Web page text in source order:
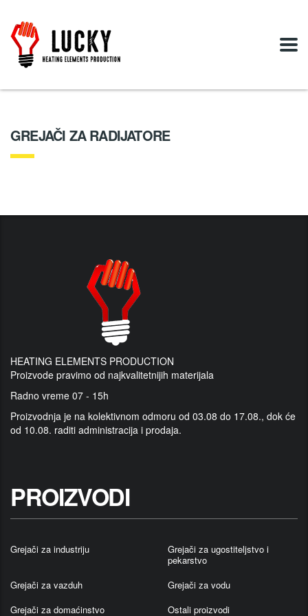
GREJAČI ZA RADIJATORE
HEATING ELEMENTS PRODUCTION
Proizvode pravimo od najkvalitetnijih materijala
Radno vreme 07 - 15h
Proizvodnja je na kolektivnom odmoru od 03.08 do 17.08., dok će
od 10.08. raditi administracija i prodaja.
PROIZVODI
Grejači za industriju
Grejači za ugostiteljstvo i
pekarstvo
Grejači za vazduh
Grejači za vodu
Grejači za domaćinstvo
Ostali proizvodi